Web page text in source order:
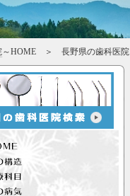
～HOME ＞ 長野県の歯科医院